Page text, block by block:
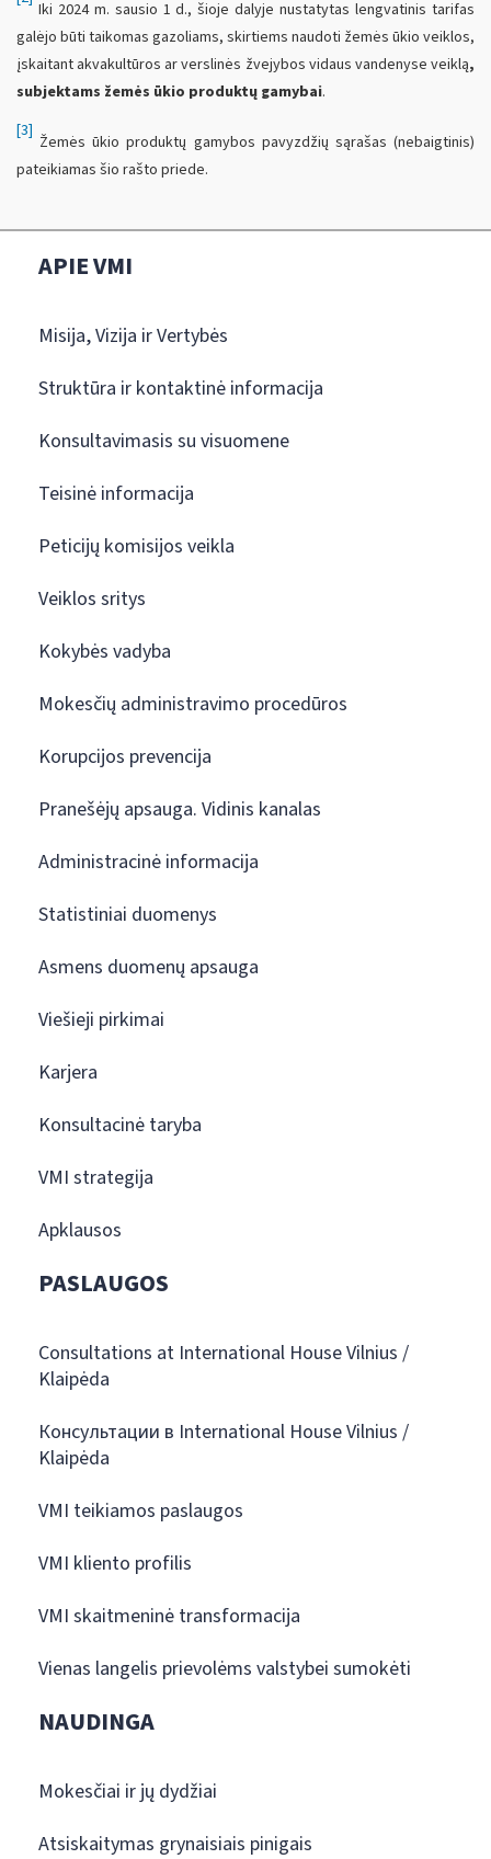
Iki 2024 m. sausio 1 d., šioje dalyje nustatytas lengvatinis tarifas
galėjo būti taikomas gazoliams, skirtiems naudoti žemės ūkio veiklos,
įskaitant akvakultūros ar verslinės žvejybos vidaus vandenyse veiklą,
subjektams žemės ūkio produktų gamybai.
[3]
Žemės ūkio produktų gamybos pavyzdžių sąrašas (nebaigtinis)
pateikiamas šio rašto priede.
APIE VMI
Misija, Vizija ir Vertybės
Struktūra ir kontaktinė informacija
Konsultavimasis su visuomene
Teisinė informacija
Peticijų komisijos veikla
Veiklos sritys
Kokybės vadyba
Mokesčių administravimo procedūros
Korupcijos prevencija
Pranešėjų apsauga. Vidinis kanalas
Administracinė informacija
Statistiniai duomenys
Asmens duomenų apsauga
Viešieji pirkimai
Karjera
Konsultacinė taryba
VMI strategija
Apklausos
PASLAUGOS
Consultations at International House Vilnius /
Klaipėda
Консультации в International House Vilnius /
Klaipėda
VMI teikiamos paslaugos
VMI kliento profilis
VMI skaitmeninė transformacija
Vienas langelis prievolėms valstybei sumokėti
NAUDINGA
Mokesčiai ir jų dydžiai
Atsiskaitymas grynaisiais pinigais